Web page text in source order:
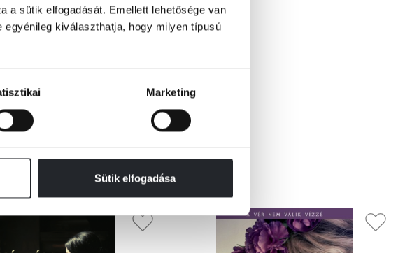
a sütik elfogadását. Emellett lehetősége van
kiválaszthatja, hogy milyen típusú
Marketing
Sütik elfogadása